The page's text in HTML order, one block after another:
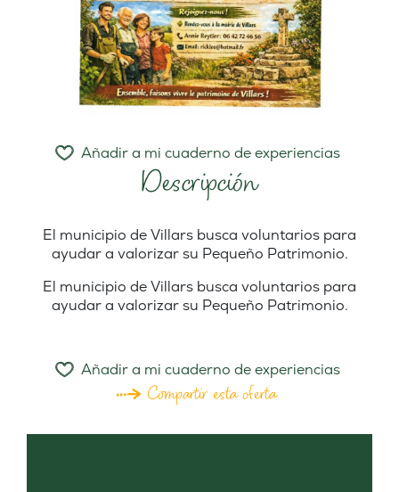
Descripción
Añadir a mi cuaderno de experiencias
El municipio de Villars busca voluntarios para
ayudar a valorizar su Pequeño Patrimonio.
El municipio de Villars busca voluntarios para
ayudar a valorizar su Pequeño Patrimonio.
Añadir a mi cuaderno de experiencias
Compartir esta oferta